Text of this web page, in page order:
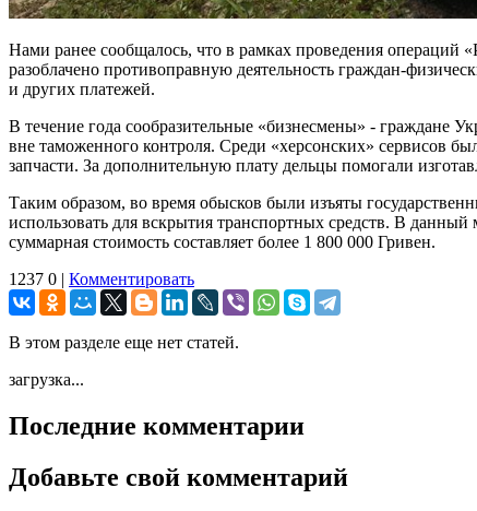
Нами ранее сообщалось, что в рамках проведения операций
разоблачено противоправную деятельность граждан-
и других платежей.
В течение года сообразительные «бизнесмены» - граждане
вне таможенного контроля. Среди «херсонских» сервисов
запчасти. За дополнительную плату дельцы помогали
Таким образом, во время обысков были изъяты
использовать для вскрытия транспортных средств. В
суммарная стоимость составляет более 1 800 000 Гривен.
1237 0 | Комментировать
В этом разделе еще нет статей.
загрузка...
Последние комментарии
Добавьте свой комментарий